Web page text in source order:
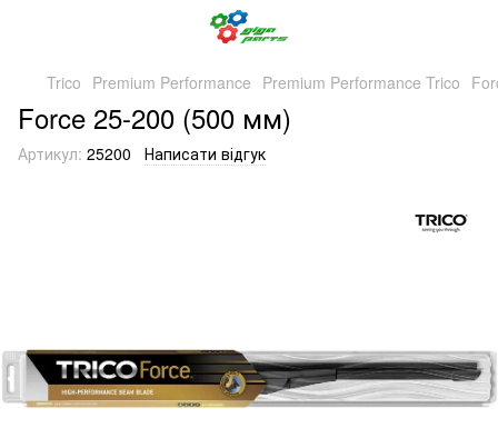
Trico Premium Performance Premium Performance Trico
Force 25-200 (500 мм)
Артикул: 25200 Написати відгук